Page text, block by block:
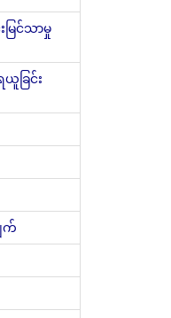
ြင်သာမှု
ခြင်း
က်